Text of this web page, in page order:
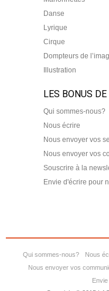
Danse
Lyrique
Cirque
Dompteurs de
Illustration
LES BONUS
Qui sommes-nous?
Nous écrire
Nous envoyer vos
Nous envoyer vos
Souscrire à la
Envie d'écrire pour
Qui sommes-nous? Nous
Nous envoyer vos